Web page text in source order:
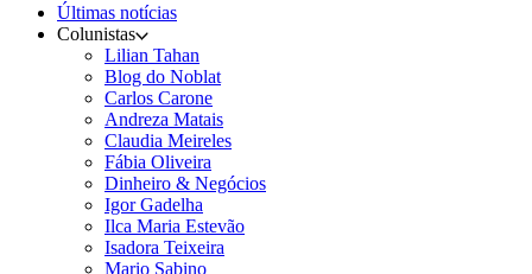
Últimas notícias
Colunistas
Lilian Tahan
Blog do Noblat
Carlos Carone
Andreza Matais
Claudia Meireles
Fábia Oliveira
Dinheiro & Negócios
Igor Gadelha
Ilca Maria Estevão
Isadora Teixeira
Mario Sabino